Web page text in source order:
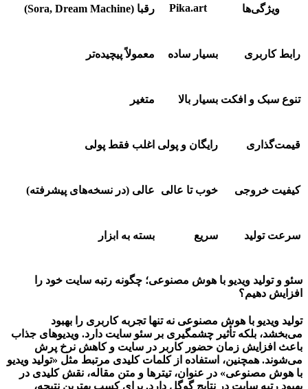
ویژگی‌ها Pika.art رقبا (Sora, Dream Machine)
رابط کاربری بسیار ساده معمولاً پیچیده‌تر
تنوع سبک و افکت بسیار بالا متغیر
قیمت‌گذاری رایگان و پولی اغلب فقط پولی
کیفیت خروجی خوب تا عالی عالی (در نسخه‌های پیشرفته)
سرعت تولید سریع بسته به ابزار
سئو و تولید ویدیو با هوش مصنوعی؛ چگونه رتبه سایت خود را
افزایش دهیم؟
تولید ویدیو با هوش مصنوعی نه تنها تجربه کاربری را بهبود
می‌بخشد، بلکه تأثیر چشمگیری بر سئو سایت دارد. ویدیوهای جذاب
باعث افزایش زمان حضور کاربر در سایت و کاهش نرخ پرش
می‌شوند. همچنین، استفاده از کلمات کلیدی مرتبط مثل «تولید ویدیو
با هوش مصنوعی» در عنوان، تیترها و متن مقاله، نقش کلیدی در
بهبود رتبه سایت در نتایج گوگل دارد. برای کسب بهترین نتیجه،